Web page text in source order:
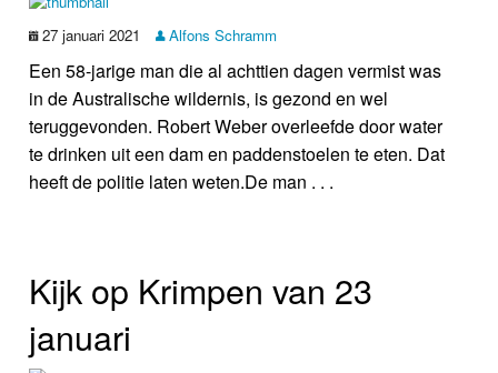
27 januari 2021 Alfons Schramm
Een 58-jarige man die al achttien dagen vermist was
in de Australische wildernis, is gezond en wel
teruggevonden. Robert Weber overleefde door water
te drinken uit een dam en paddenstoelen te eten. Dat
heeft de politie laten weten.De man . . .
Kijk op Krimpen van 23
januari